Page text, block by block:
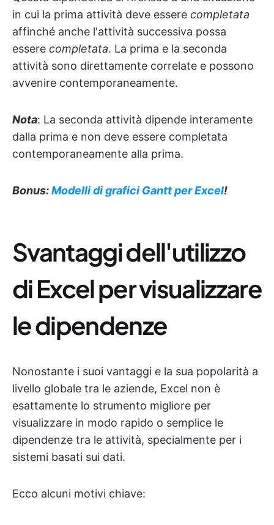
in cui la prima attività deve essere completata
affinché anche l'attività successiva possa
essere completata. La prima e la seconda
attività sono direttamente correlate e possono
avvenire contemporaneamente.
Nota: La seconda attività dipende interamente
dalla prima e non deve essere completata
contemporaneamente alla prima.
Bonus:Modelli di grafici Gantt per Excel!
Svantaggi dell'utilizzo
di Excel per visualizzare
le dipendenze
Nonostante i suoi vantaggi e la sua popolarità a
livello globale tra le aziende, Excel non è
esattamente lo strumento migliore per
visualizzare in modo rapido o semplice le
dipendenze tra le attività, specialmente per i
sistemi basati sui dati.
Ecco alcuni motivi chiave: